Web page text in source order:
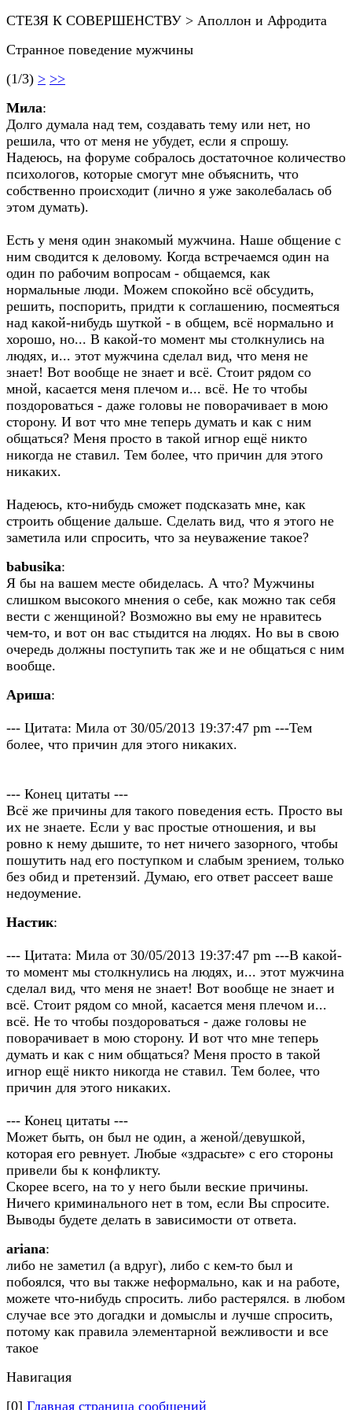
СТЕЗЯ К СОВЕРШЕНСТВУ > Аполлон и Афродита
Странное поведение мужчины
(1/3) > >>
Мила:
Долго думала над тем, создавать тему или нет, но
решила, что от меня не убудет, если я спрошу.
Надеюсь, на форуме собралось достаточное количество
психологов, которые смогут мне объяснить, что
собственно происходит (лично я уже заколебалась об
этом думать).
Есть у меня один знакомый мужчина. Наше общение с
ним сводится к деловому. Когда встречаемся один на
один по рабочим вопросам - общаемся, как
нормальные люди. Можем спокойно всё обсудить,
решить, поспорить, придти к соглашению, посмеяться
над какой-нибудь шуткой - в общем, всё нормально и
хорошо, но... В какой-то момент мы столкнулись на
людях, и... этот мужчина сделал вид, что меня не
знает! Вот вообще не знает и всё. Стоит рядом со
мной, касается меня плечом и... всё. Не то чтобы
поздороваться - даже головы не поворачивает в мою
сторону. И вот что мне теперь думать и как с ним
общаться? Меня просто в такой игнор ещё никто
никогда не ставил. Тем более, что причин для этого
никаких.
Надеюсь, кто-нибудь сможет подсказать мне, как
строить общение дальше. Сделать вид, что я этого не
заметила или спросить, что за неуважение такое?
babusika:
Я бы на вашем месте обиделась. А что? Мужчины
слишком высокого мнения о себе, как можно так себя
вести с женщиной? Возможно вы ему не нравитесь
чем-то, и вот он вас стыдится на людях. Но вы в свою
очередь должны поступить так же и не общаться с ним
вообще.
Ариша:
--- Цитата: Мила от 30/05/2013 19:37:47 pm ---Тем
более, что причин для этого никаких.
--- Конец цитаты ---
Всё же причины для такого поведения есть. Просто вы
их не знаете. Если у вас простые отношения, и вы
ровно к нему дышите, то нет ничего зазорного, чтобы
пошутить над его поступком и слабым зрением, только
без обид и претензий. Думаю, его ответ рассеет ваше
недоумение.
Настик:
--- Цитата: Мила от 30/05/2013 19:37:47 pm ---В какой-
то момент мы столкнулись на людях, и... этот мужчина
сделал вид, что меня не знает! Вот вообще не знает и
всё. Стоит рядом со мной, касается меня плечом и...
всё. Не то чтобы поздороваться - даже головы не
поворачивает в мою сторону. И вот что мне теперь
думать и как с ним общаться? Меня просто в такой
игнор ещё никто никогда не ставил. Тем более, что
причин для этого никаких.
--- Конец цитаты ---
Может быть, он был не один, а женой/девушкой,
которая его ревнует. Любые «здрасьте» с его стороны
привели бы к конфликту.
Скорее всего, на то у него были веские причины.
Ничего криминального нет в том, если Вы спросите.
Выводы будете делать в зависимости от ответа.
ariana:
либо не заметил (а вдруг), либо с кем-то был и
побоялся, что вы также неформально, как и на работе,
можете что-нибудь спросить. либо растерялся. в любом
случае все это догадки и домыслы и лучше спросить,
потому как правила элементарной вежливости и все
такое
Навигация
[0] Главная страница сообщений